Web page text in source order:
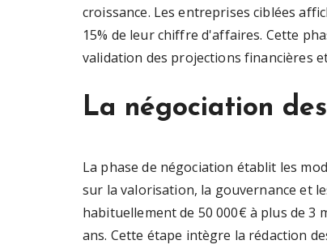
croissance. Les entreprises ciblées
15% de leur chiffre d'affaires. Cette
validation des projections financières
La négociation
La phase de négociation établit les
sur la valorisation, la gouvernance et
habituellement de 50 000€ à plus de 3
ans. Cette étape intègre la rédaction